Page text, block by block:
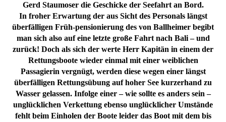
Gerd Staumoser die Geschicke der Seefahrt an Bord.
In froher Erwartung der aus Sicht des Personals längst
überfälligen Früh-pensionierung des von Ballheimer begibt
man sich also auf eine letzte große Fahrt nach Bali – und
zurück! Doch als sich der werte Herr Kapitän in einem der
Rettungsboote wieder einmal mit einer weiblichen
Passagierin vergnügt, werden diese wegen einer längst
überfälligen Rettungsübung auf hoher See kurzerhand zu
Wasser gelassen. Infolge einer – wie sollte es anders sein –
unglücklichen Verkettung ebenso unglücklicher Umstände
fehlt beim Einholen der Boote leider das Boot mit dem bis